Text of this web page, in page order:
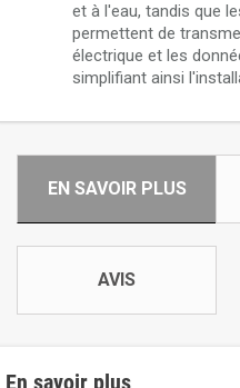
et à l'eau, tandis que
permettent de
électrique et les
simplifiant ainsi
EN SAVOIR PLUS
AVIS
En savoir plus